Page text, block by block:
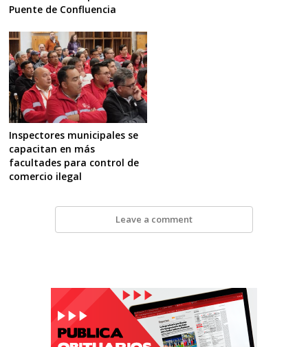
Puente de Confluencia
Inspectores municipales se
capacitan en más
facultades para control de
comercio ilegal
Leave a comment